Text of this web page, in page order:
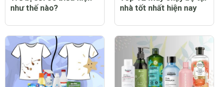
như thế nào?
nhà tốt nhất hiện nay